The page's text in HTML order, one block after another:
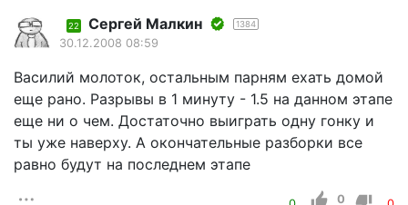
22 Сергей Малкин 1384
30.12.2008 08:59
Василий молоток, остальным парням ехать домой
еще рано. Разрывы в 1 минуту - 1.5 на данном этапе
еще ни о чем. Достаточно выиграть одну гонку и
ты уже наверху. А окончательные разборки все
равно будут на последнем этапе
0